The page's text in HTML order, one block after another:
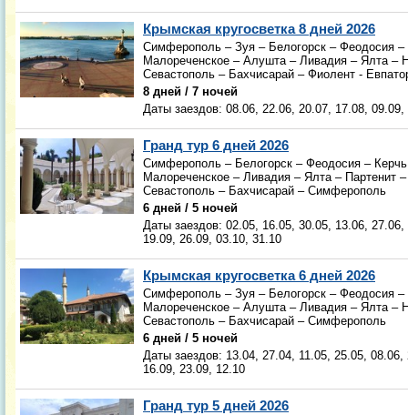
Крымская кругосветка 8 дней 2026
Симферополь – Зуя – Белогорск – Феодосия –
Малореченское – Алушта – Ливадия – Ялта –
Севастополь – Бахчисарай – Фиолент -
8 дней / 7 ночей
Даты заездов: 08.06, 22.06, 20.07, 17.08,
Гранд тур 6 дней 2026
Симферополь – Белогорск – Феодосия –
Малореченское – Ливадия – Ялта – Партенит
Севастополь – Бахчисарай – Симферополь
6 дней / 5 ночей
Даты заездов: 02.05, 16.05, 30.05, 13.06,
19.09, 26.09, 03.10, 31.10
Крымская кругосветка 6 дней 2026
Симферополь – Зуя – Белогорск – Феодосия –
Малореченское – Алушта – Ливадия – Ялта –
Севастополь – Бахчисарай – Симферополь
6 дней / 5 ночей
Даты заездов: 13.04, 27.04, 11.05, 25.05,
16.09, 23.09, 12.10
Гранд тур 5 дней 2026